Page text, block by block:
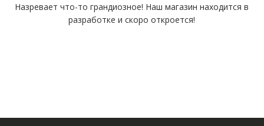
Назревает что-то грандиозное! Наш магазин находится в
разработке и скоро откроется!